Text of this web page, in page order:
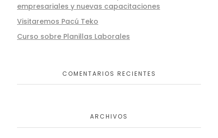
empresariales y nuevas capacitaciones
Visitaremos Pacú Teko
Curso sobre Planillas Laborales
COMENTARIOS RECIENTES
ARCHIVOS